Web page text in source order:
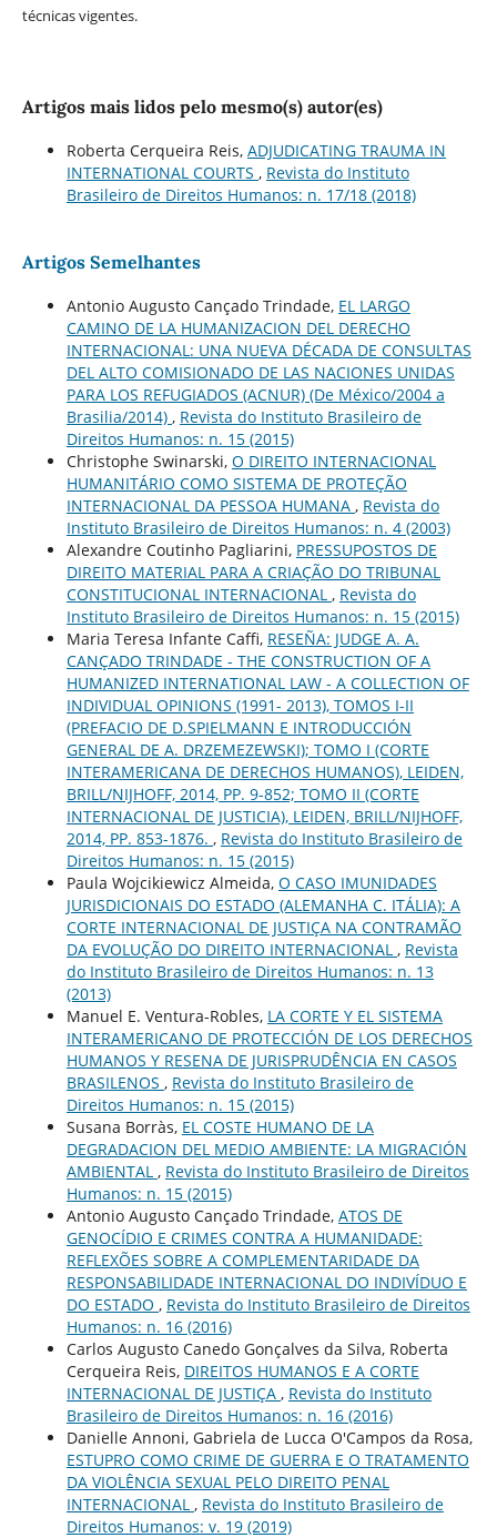
técnicas vigentes.
Artigos mais lidos pelo mesmo(s) autor(es)
Roberta Cerqueira Reis, ADJUDICATING TRAUMA IN
INTERNATIONAL COURTS , Revista do Instituto
Brasileiro de Direitos Humanos: n. 17/18 (2018)
Artigos Semelhantes
Antonio Augusto Cançado Trindade, EL LARGO
CAMINO DE LA HUMANIZACION DEL DERECHO
INTERNACIONAL: UNA NUEVA DÉCADA DE CONSULTAS
DEL ALTO COMISIONADO DE LAS NACIONES UNIDAS
PARA LOS REFUGIADOS (ACNUR) (De México/2004 a
Brasilia/2014) , Revista do Instituto Brasileiro de
Direitos Humanos: n. 15 (2015)
Christophe Swinarski, O DIREITO INTERNACIONAL
HUMANITÁRIO COMO SISTEMA DE PROTEÇÃO
INTERNACIONAL DA PESSOA HUMANA , Revista do
Instituto Brasileiro de Direitos Humanos: n. 4 (2003)
Alexandre Coutinho Pagliarini, PRESSUPOSTOS DE
DIREITO MATERIAL PARA A CRIAÇÃO DO TRIBUNAL
CONSTITUCIONAL INTERNACIONAL , Revista do
Instituto Brasileiro de Direitos Humanos: n. 15 (2015)
Maria Teresa Infante Caffi, RESEÑA: JUDGE A. A.
CANÇADO TRINDADE - THE CONSTRUCTION OF A
HUMANIZED INTERNATIONAL LAW - A COLLECTION OF
INDIVIDUAL OPINIONS (1991- 2013), TOMOS I-II
(PREFACIO DE D.SPIELMANN E INTRODUCCIÓN
GENERAL DE A. DRZEMEZEWSKI); TOMO I (CORTE
INTERAMERICANA DE DERECHOS HUMANOS), LEIDEN,
BRILL/NIJHOFF, 2014, PP. 9-852; TOMO II (CORTE
INTERNACIONAL DE JUSTICIA), LEIDEN, BRILL/NIJHOFF,
2014, PP. 853-1876. , Revista do Instituto Brasileiro de
Direitos Humanos: n. 15 (2015)
Paula Wojcikiewicz Almeida, O CASO IMUNIDADES
JURISDICIONAIS DO ESTADO (ALEMANHA C. ITÁLIA): A
CORTE INTERNACIONAL DE JUSTIÇA NA CONTRAMÃO
DA EVOLUÇÃO DO DIREITO INTERNACIONAL , Revista
do Instituto Brasileiro de Direitos Humanos: n. 13
(2013)
Manuel E. Ventura-Robles, LA CORTE Y EL SISTEMA
INTERAMERICANO DE PROTECCIÓN DE LOS DERECHOS
HUMANOS Y RESENA DE JURISPRUDÊNCIA EN CASOS
BRASILENOS , Revista do Instituto Brasileiro de
Direitos Humanos: n. 15 (2015)
Susana Borràs, EL COSTE HUMANO DE LA
DEGRADACION DEL MEDIO AMBIENTE: LA MIGRACIÓN
AMBIENTAL , Revista do Instituto Brasileiro de Direitos
Humanos: n. 15 (2015)
Antonio Augusto Cançado Trindade, ATOS DE
GENOCÍDIO E CRIMES CONTRA A HUMANIDADE:
REFLEXÕES SOBRE A COMPLEMENTARIDADE DA
RESPONSABILIDADE INTERNACIONAL DO INDIVÍDUO E
DO ESTADO , Revista do Instituto Brasileiro de Direitos
Humanos: n. 16 (2016)
Carlos Augusto Canedo Gonçalves da Silva, Roberta
Cerqueira Reis, DIREITOS HUMANOS E A CORTE
INTERNACIONAL DE JUSTIÇA , Revista do Instituto
Brasileiro de Direitos Humanos: n. 16 (2016)
Danielle Annoni, Gabriela de Lucca O'Campos da Rosa,
ESTUPRO COMO CRIME DE GUERRA E O TRATAMENTO
DA VIOLÊNCIA SEXUAL PELO DIREITO PENAL
INTERNACIONAL , Revista do Instituto Brasileiro de
Direitos Humanos: v. 19 (2019)